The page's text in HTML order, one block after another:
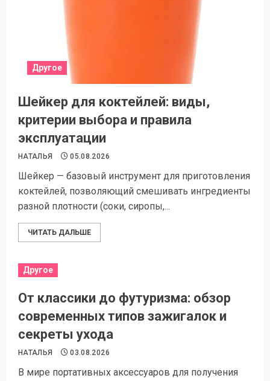
Другое
Шейкер для коктейлей: виды,
критерии выбора и правила
эксплуатации
НАТАЛЬЯ 05.08.2026
Шейкер — базовый инструмент для приготовления
коктейлей, позволяющий смешивать ингредиенты
разной плотности (соки, сиропы,...
ЧИТАТЬ ДАЛЬШЕ
Другое
От классики до футуризма: обзор
современных типов зажигалок и
секреты ухода
НАТАЛЬЯ 03.08.2026
В мире портативных аксессуаров для получения